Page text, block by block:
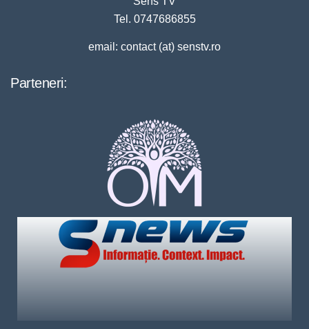
Tel. 0747686855
email: contact (at) senstv.ro
Parteneri: